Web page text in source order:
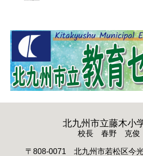
北九州市立藤木小
校長 春野 克俊
〒808-0071 北九州市若松区今